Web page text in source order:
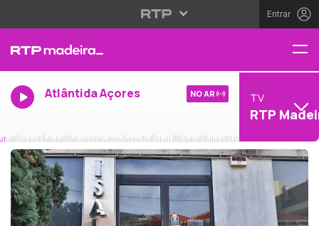
Entrar
Atlântida Açores NO AR TV
RTP